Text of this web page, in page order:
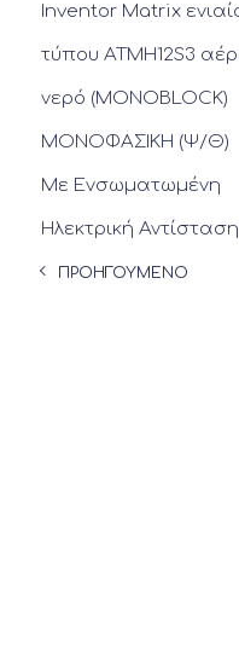
Inventor Matrix
τύπου ATMH12S3
νερό (MONOBLOCK)
ΜΟΝΟΦΑΣΙΚΗ (Ψ/Θ)
Με Ενσωματωμένη
Ηλεκτρική Αντίσταση
ΠΡΟΗΓΟΥΜΕΝΟ